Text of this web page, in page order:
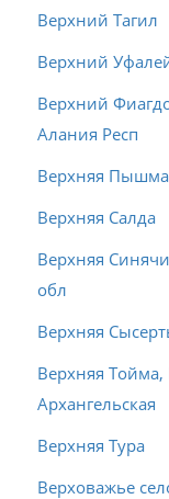
Верхний Тагил
Верхний
Верхний
Алания Респ
Верхняя Пышма
Верхняя Салда
Верхняя
обл
Верхняя
Верхняя
Архангельская
Верхняя Тура
Верховажье